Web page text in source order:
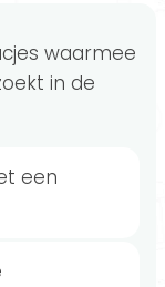
waarmee
in de
een